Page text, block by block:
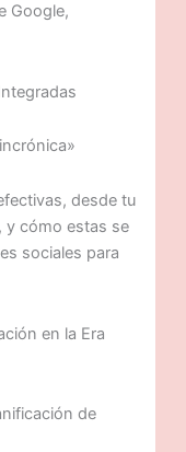
Google,
desde tu
y cómo estas se
sociales para
en la Era
de